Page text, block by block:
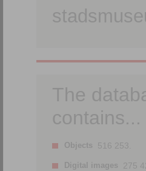
The
contains...
Objects 516 253.
Digital images 275